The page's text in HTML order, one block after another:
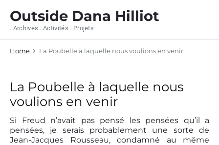
Outside Dana Hilliot
. Archives . Activités . Projets .
Home La Poubelle à laquelle nous voulions en venir
La Poubelle à laquelle nous
voulions en venir
Si Freud n’avait pas pensé les pensées qu’il a
pensées, je serais probablement une sorte de
Jean-Jacques Rousseau, condamné au même